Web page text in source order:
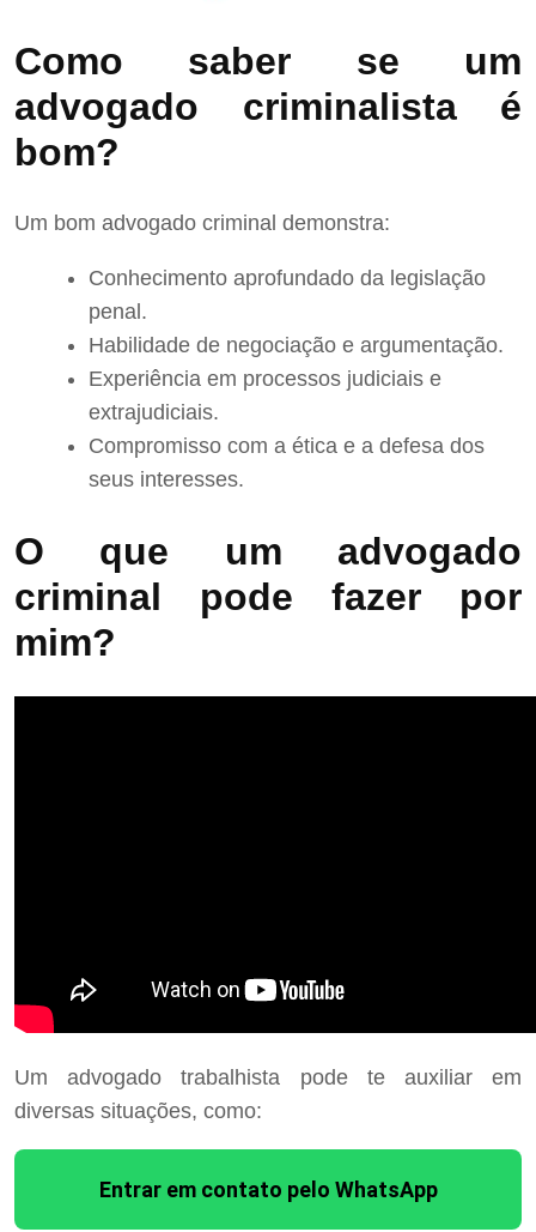
Como saber se um
advogado criminalista é
bom?
Um bom advogado criminal demonstra:
Conhecimento aprofundado da legislação
penal.
Habilidade de negociação e argumentação.
Experiência em processos judiciais e
extrajudiciais.
Compromisso com a ética e a defesa dos
seus interesses.
O que um advogado
criminal pode fazer por
mim?
Um advogado trabalhista pode te auxiliar em
diversas situações, como:
Entrar em contato pelo WhatsApp